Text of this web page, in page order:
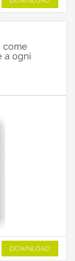
come
a ogni
DOWNLOAD